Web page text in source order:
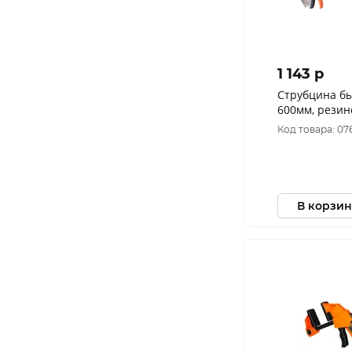
1 143 p
Струбцина
600мм,
100кгс,
1078-08-60
Код товара:
В